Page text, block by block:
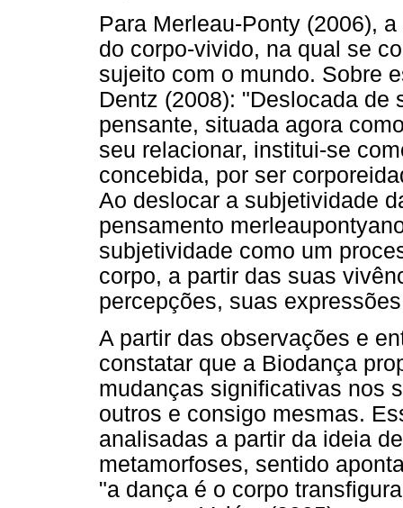
Para Merleau-Ponty (2006),
do corpo-vivido, na qual se
sujeito com o mundo. Sobre
Dentz (2008): "Deslocada de
pensante, situada agora
seu relacionar, institui-se
concebida, por ser
Ao deslocar a subjetividade
pensamento
subjetividade como um
corpo, a partir das suas
percepções, suas
A partir das observações e
constatar que a Biodança
mudanças significativas nos
outros e consigo mesmas.
analisadas a partir da ideia
metamorfoses, sentido
"a dança é o corpo